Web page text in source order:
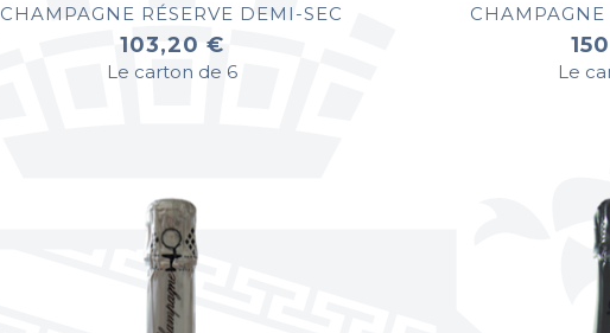
CHAMPAGNE RÉSERVE DEMI-SEC
103,20 €
Le carton de 6 Le